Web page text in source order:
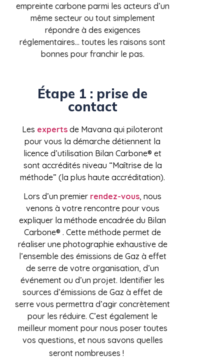
empreinte carbone parmi les acteurs d’un
même secteur ou tout simplement
répondre à des exigences
réglementaires… toutes les raisons sont
bonnes pour franchir le pas.
Étape 1 : prise de
contact
Les experts de Mavana qui piloteront
pour vous la démarche détiennent la
licence d’utilisation Bilan Carbone® et
sont accrédités niveau “Maîtrise de la
méthode” (la plus haute accréditation).
Lors d’un premier rendez-vous, nous
venons à votre rencontre pour vous
expliquer la méthode encadrée du Bilan
Carbone® . Cette méthode permet de
réaliser une photographie exhaustive de
l’ensemble des émissions de Gaz à effet
de serre de votre organisation, d’un
événement ou d’un projet. Identifier les
sources d’émissions de Gaz à effet de
serre vous permettra d’agir concrètement
pour les réduire. C’est également le
meilleur moment pour nous poser toutes
vos questions, et nous savons quelles
seront nombreuses !